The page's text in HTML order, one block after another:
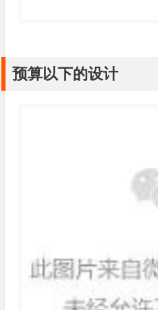
预算以下的设计